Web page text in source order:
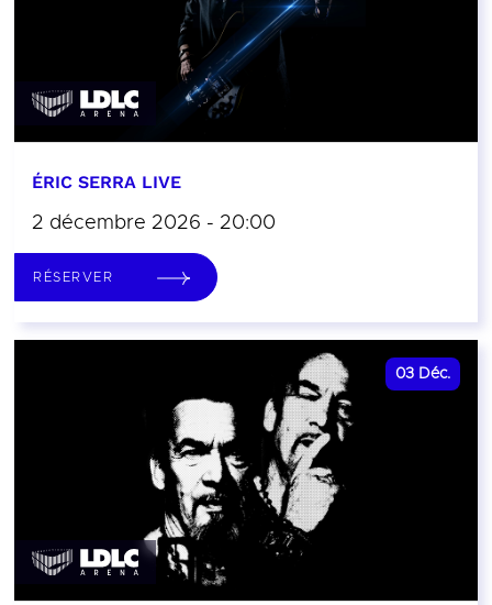
ÉRIC SERRA LIVE
2 décembre 2026 - 20:00
RÉSERVER
03 Déc.